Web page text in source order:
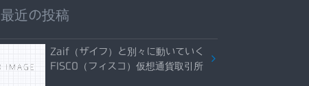
最近の投稿
Zaif（ザイフ）と別々に動いていく
FISCO（フィスコ）仮想通貨取引所